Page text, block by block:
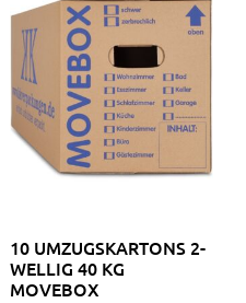
10 UMZUGSKARTONS 2-
WELLIG 40 KG
MOVEBOX